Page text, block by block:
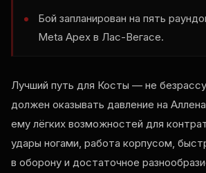
Бой запланирован на пять
Meta Apex в Лас-Вегасе.
Лучший путь для Косты — не
должен оказывать давление на
ему лёгких возможностей для
удары ногами, работа корпусом,
в оборону и достаточное